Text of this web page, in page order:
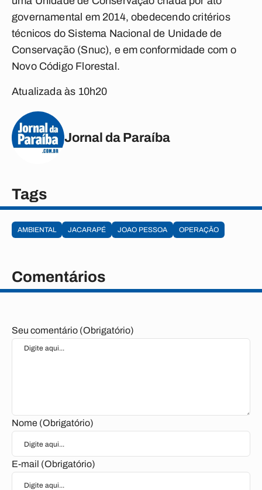
governamental em 2014, obedecendo critérios
técnicos do Sistema Nacional de Unidade de
Conservação (Snuc), e em conformidade com o
Novo Código Florestal.
Atualizada às 10h20
Jornal da Paraíba
Tags
AMBIENTAL JACARAPÉ JOAO PESSOA OPERAÇÃO
Comentários
Seu comentário (Obrigatório)
Nome (Obrigatório)
E-mail (Obrigatório)